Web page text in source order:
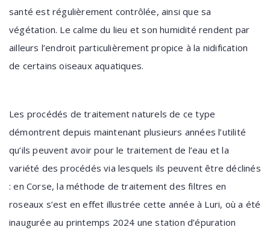
santé est régulièrement contrôlée, ainsi que sa
végétation. Le calme du lieu et son humidité rendent par
ailleurs l’endroit particulièrement propice à la nidification
de certains oiseaux aquatiques.
Les procédés de traitement naturels de ce type
démontrent depuis maintenant plusieurs années l’utilité
qu’ils peuvent avoir pour le traitement de l’eau et la
variété des procédés via lesquels ils peuvent être déclinés
: en Corse, la méthode de traitement des filtres en
roseaux s’est en effet illustrée cette année à Luri, où a été
inaugurée au printemps 2024 une station d’épuration